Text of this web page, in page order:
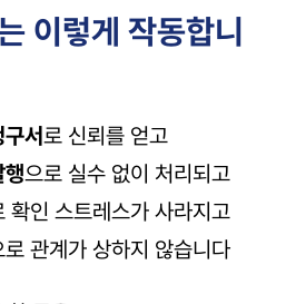
이렇게 작동합니
서로 신뢰를 얻고
으로 실수 없이 처리되고
확인 스트레스가 사라지고
로 관계가 상하지 않습니다